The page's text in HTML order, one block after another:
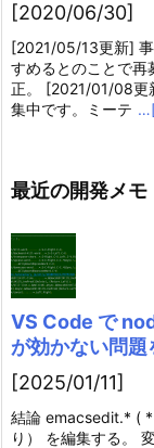
[2020/06/30]
[2021/05/13更新]
すめるとのことで再
正。 [2021/01/08更
集中です。ミーテ
最近の開発メモ
VS Code で
が効かない問
[2025/01/11]
結論 emacsedit.* (
り） を編集する。